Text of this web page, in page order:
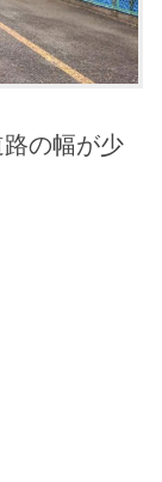
の幅が少